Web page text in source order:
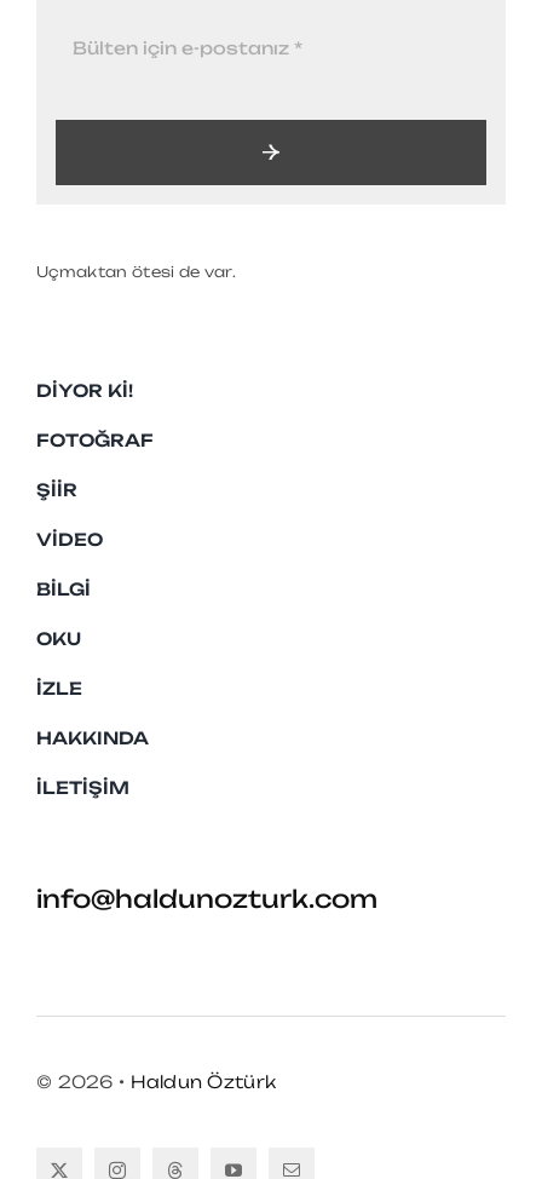
Uçmaktan ötesi de var.
DIYOR KI!
FOTOĞRAF
ŞIIR
VIDEO
BILGI
OKU
İZLE
HAKKINDA
İLETIŞIM
info@haldunozturk.com
© 2026 • Haldun Öztürk